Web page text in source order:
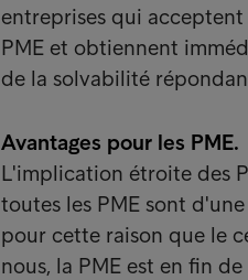
entreprises qui
PME et obtiennent
de la solvabilité
Avantages pour les PME.
L'implication étroite des
toutes les PME sont
pour cette raison que le
nous, la PME est en fin